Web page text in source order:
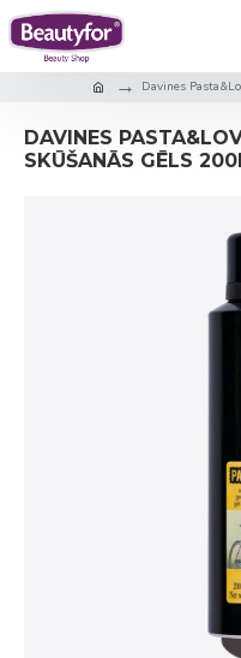
Davines
DAVINES
SKŪŠANĀS GĒLS